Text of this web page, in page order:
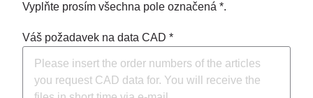
Vyplňte prosím všechna pole označená *.
Váš požadavek na data CAD *